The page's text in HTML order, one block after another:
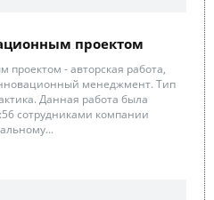
проектом
- авторская работа,
менеджмент. Тип
Данная работа была
сотрудниками компании